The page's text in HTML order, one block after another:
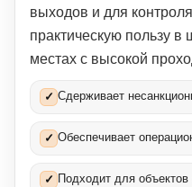
выходов и для
практическую пользу
местах с высокой
✓ Сдерживает
✓ Обеспечивает
✓ Подходит для объектов